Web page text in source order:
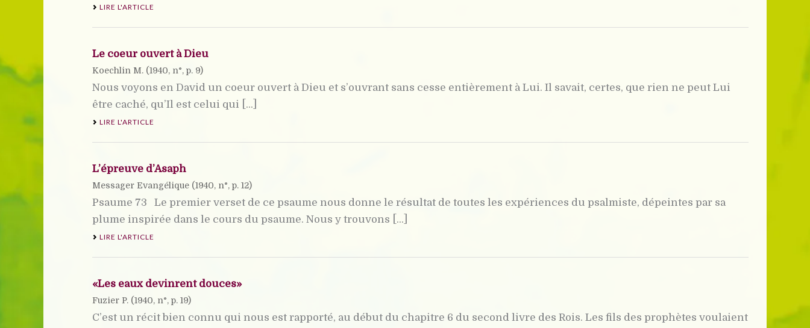
LIRE L'ARTICLE
Le coeur ouvert à Dieu
Koechlin M. (1940, n°, p. 9)
Nous voyons en David un coeur ouvert à Dieu et s’ouvrant sans cesse entièrement à Lui. Il savait, certes, que rien ne peut Lui
être caché, qu’Il est celui qui [...]
LIRE L'ARTICLE
L’épreuve d’Asaph
Messager Evangélique (1940, n°, p. 12)
Psaume 73 Le premier verset de ce psaume nous donne le résultat de toutes les expériences du psalmiste, dépeintes par sa
plume inspirée dans le cours du psaume. Nous y trouvons [...]
LIRE L'ARTICLE
«Les eaux devinrent douces»
Fuzier P. (1940, n°, p. 19)
C’est un récit bien connu qui nous est rapporté, au début du chapitre 6 du second livre des Rois. Les fils des prophètes voulaient